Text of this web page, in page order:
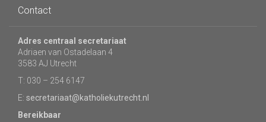
Contact
Adres centraal secretariaat
Adriaen van Ostadelaan 4
3583 AJ Utrecht
T: 030 – 254 6147
E: secretariaat@katholiekutrecht.nl
Bereikbaar